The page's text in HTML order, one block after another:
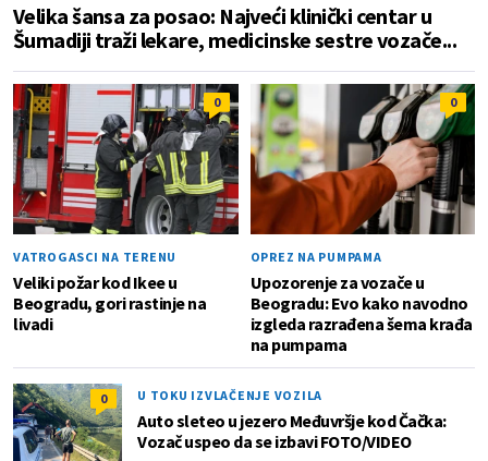
Velika šansa za posao: Najveći klinički centar u
Šumadiji traži lekare, medicinske sestre vozače...
0
VATROGASCI NA TERENU
Veliki požar kod Ikee u
Beogradu, gori rastinje na
livadi
0
OPREZ NA PUMPAMA
Upozorenje za vozače u
Beogradu: Evo kako navodno
izgleda razrađena šema krađa
na pumpama
0 U TOKU IZVLAČENJE VOZILA
Auto sleteo u jezero Međuvršje kod Čačka:
Vozač uspeo da se izbavi FOTO/VIDEO